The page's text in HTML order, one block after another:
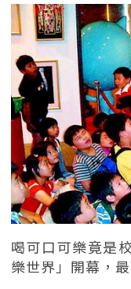
喝可口可樂竟是
樂世界」開幕，